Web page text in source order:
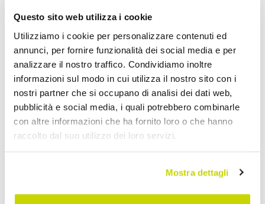
Questo sito web utilizza i cookie
Utilizziamo i cookie per personalizzare contenuti ed
annunci, per fornire funzionalità dei social media e per
analizzare il nostro traffico. Condividiamo inoltre
informazioni sul modo in cui utilizza il nostro sito con i
nostri partner che si occupano di analisi dei dati web,
pubblicità e social media, i quali potrebbero combinarle
con altre informazioni che ha fornito loro o che hanno
raccolto dal suo utilizzo dei loro servizi.
Mostra dettagli